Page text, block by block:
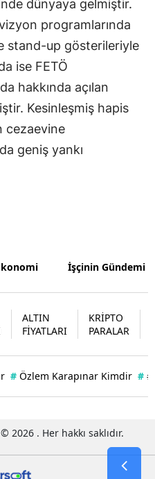
Tokat
Trabzon
Şanlıurfa
Karaman
Kırıkkale
Ardahan
dünyaya gelmiştir.
programlarında
stand-up gösterileriyle
ise FETÖ
hakkında açılan
Kesinleşmiş hapis
cezaevine
geniş yankı
İşçinin Gündemi
ALTIN
FİYATLARI
KRİPTO
PARALAR
# Özlem Karapınar Kimdir #
2026 . Her hakkı saklıdır.